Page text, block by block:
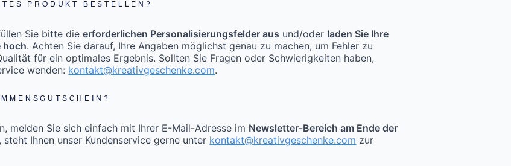
PRODUKT BESTELLEN?
Sie bitte dieerforderlichen Personalisierungsfelder aus und/oder laden Sie Ihre
hoch. Achten Sie darauf, Ihre Angaben möglichst genau zu machen, um Fehler zu
für ein optimales Ergebnis. Sollten Sie Fragen oder Schwierigkeiten haben,
wenden: kontakt@kreativgeschenke.com.
melden Sie sich einfach mit Ihrer E-Mail-Adresse im Newsletter-Bereich am Ende der
Ihnen unser Kundenservice gerne unter kontakt@kreativgeschenke.com zur